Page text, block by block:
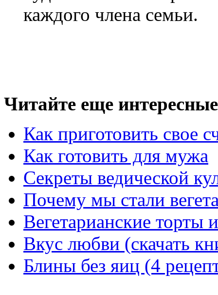
каждого члена семьи.
Читайте еще
Как приготовить свое
Как готовить для мужа
Секреты ведической
Почему мы стали
Вегетарианские торты
Вкус любви (скачать
Блины без яиц (4